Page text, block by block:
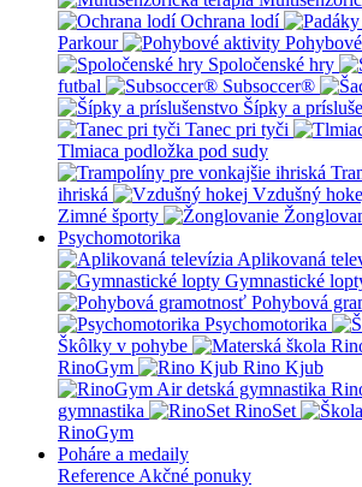
Ochrana lodí
Parkour
Spoločenské hry
futbal
Subsoccer®
Šípky a
Tanec pri tyči
Tlmiaca podložka pod sudy
ihriská
Vzdušný
Zimné športy
Psychomotorika
Aplikovaná
Gymnastické
Pohybová
Psychomotorika
Škôlky v pohybe
RinoGym
Rino Kjub
gymnastika
RinoSet
RinoGym
Poháre a medaily
Reference Akčné ponuky